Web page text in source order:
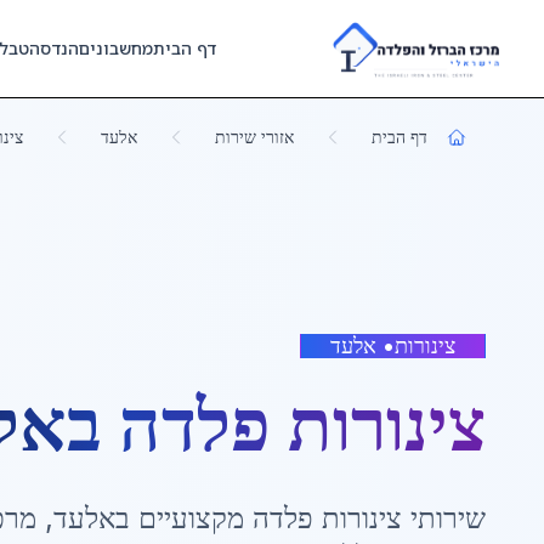
Skip to main content
דף הביתמחשבוניםהנדסה
דף הבית אזורי שירות אלעד
צינורות• אלעד
צינורות פלדה ב
שירותי צינורות פלדה מקצועיים באלעד,